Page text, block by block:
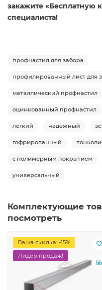
закажите «Бесплатную
специалиста!
профнастил для забора
профилированный лист для
металлический профнастил
оцинкованный профнастил
легкий надежный
гофрированный
с полимерным покрытием
универсальный
Комплектующие
посмотреть
Ваша скидка: -15%
Лидер продаж!